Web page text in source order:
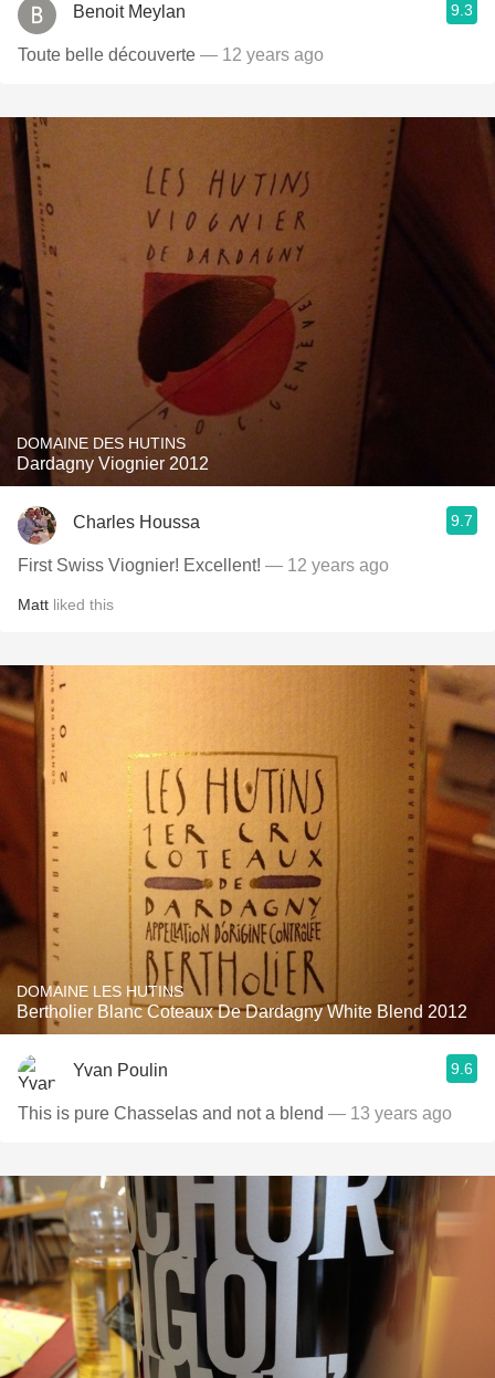
Benoit Meylan 9.3
Toute belle découverte — 12 years ago
DOMAINE DES HUTINS
Dardagny Viognier 2012
Charles Houssa 9.7
First Swiss Viognier! Excellent! — 12 years ago
Matt liked this
DOMAINE LES HUTINS
Bertholier Blanc Coteaux De Dardagny White Blend 2012
Yvan Poulin 9.6
This is pure Chasselas and not a blend — 13 years ago